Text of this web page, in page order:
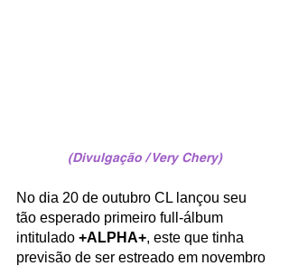
(Divulgação / Very Chery)
No dia 20 de outubro CL lançou seu
tão esperado primeiro full-álbum
intitulado +ALPHA+, este que tinha
previsão de ser estreado em novembro